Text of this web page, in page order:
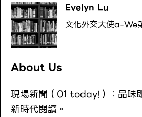
Evelyn Lu
文化外交大使a-We
About Us
現場新聞（01 today!）：品味
新時代閱讀。